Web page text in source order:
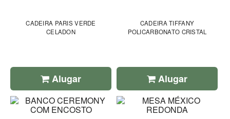
CADEIRA PARIS VERDE
CELADON
Alugar
CADEIRA TIFFANY
POLICARBONATO CRISTAL
Alugar